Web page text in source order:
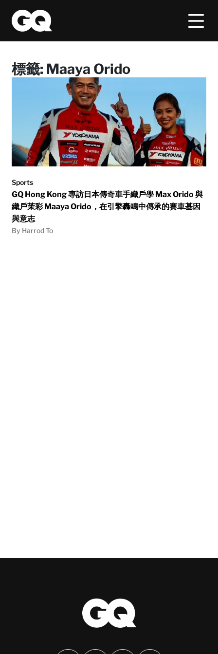
標籤: Maaya Orido
Sports
GQ Hong Kong 專訪日本傳奇車手織戶學 Max Orido 與
織戶茉彩 Maaya Orido，在引擎轟鳴中傳承的賽車基因
與意志
By Harrod To